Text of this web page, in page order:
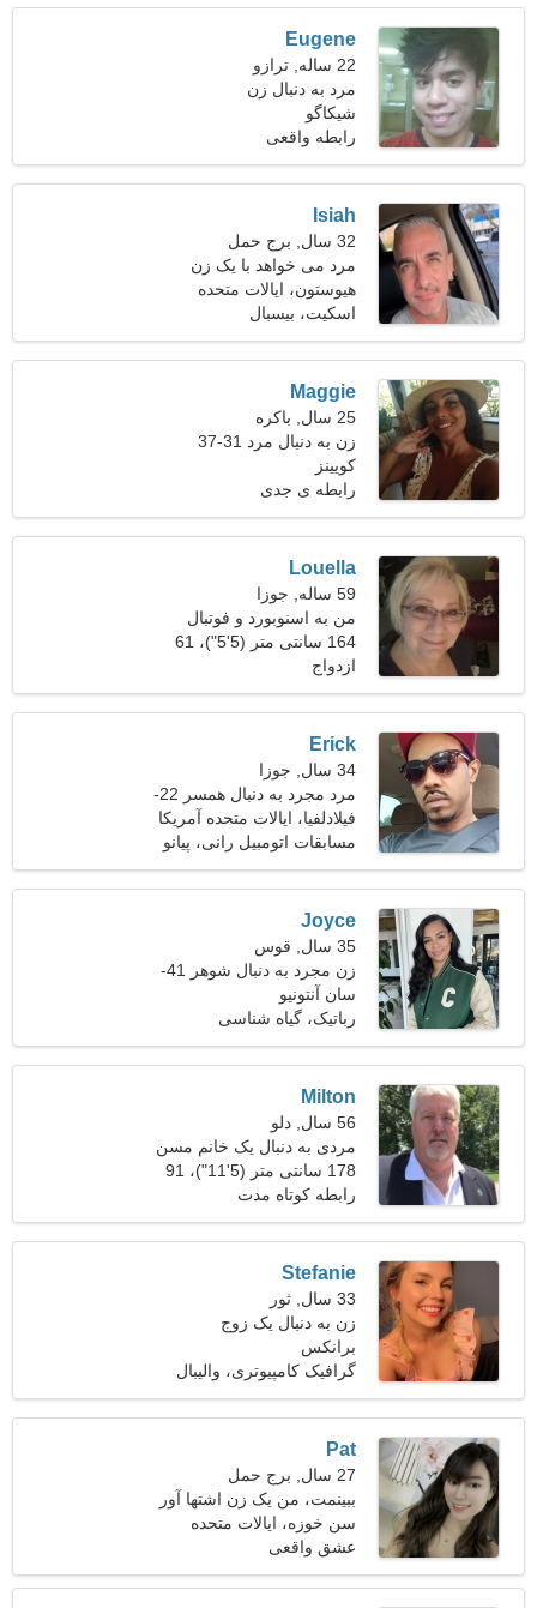
Eugene
22 ساله, ترازو
مرد به دنبال زن
شیکاگو
رابطه واقعی
Isiah
32 سال, برج حمل
مرد می خواهد با یک زن
ملاقات کند 26-30
هیوستون، ایالات متحده
آمریکا
اسکیت، بیسبال
Maggie
25 سال, باکره
زن به دنبال مرد 31-37
کویینز
رابطه ی جدی
Louella
59 ساله, جوزا
من به اسنوبورد و فوتبال
علاقه دارم
164 سانتی متر (5'5")، 61
کیلوگرم (134 پوند)
ازدواج
Erick
34 سال, جوزا
مرد مجرد به دنبال همسر 22-
30
فیلادلفیا، ایالات متحده آمریکا
مسابقات اتومبیل رانی، پیانو
زدن
Joyce
35 سال, قوس
زن مجرد به دنبال شوهر 41-
44
سان آنتونیو
رباتیک، گیاه شناسی
Milton
56 سال, دلو
مردی به دنبال یک خانم مسن
178 سانتی متر (5'11")، 91
کیلوگرم (200 پوند)
رابطه کوتاه مدت
Stefanie
33 سال, ثور
زن به دنبال یک زوج
برانکس
گرافیک کامپیوتری، والیبال
Pat
27 سال, برج حمل
ببینمت، من یک زن اشتها آور
هستم
سن خوزه، ایالات متحده
آمریکا
عشق واقعی